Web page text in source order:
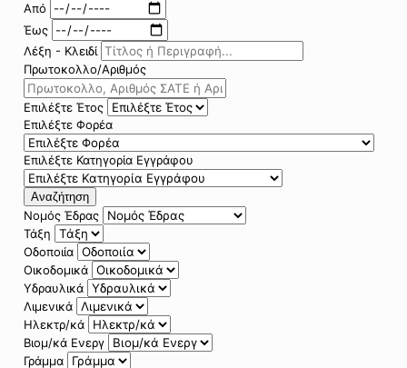
Από
Έως
Λέξη - Κλειδί
Πρωτοκολλο/Αριθμός
Επιλέξτε Έτος
Επιλέξτε Φορέα
Επιλέξτε Κατηγορία Εγγράφου
Αναζήτηση
Νομός Έδρας
Τάξη
Οδοποιία
Οικοδομικά
Υδραυλικά
Λιμενικά
Ηλεκτρ/κά
Βιομ/κά Ενεργ
Γράμμα